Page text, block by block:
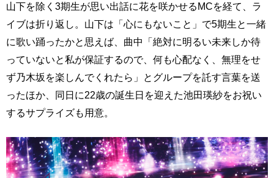
山下を除く3期生が思い出話に花を咲かせるMCを経て、ラ
イブは折り返し。山下は「心にもないこと」で5期生と一緒
に歌い踊ったかと思えば、曲中「絶対に明るい未来しか待
っていないと私が保証するので、何も心配なく、無理をせ
ず乃木坂を楽しんでくれたら」とグループを託す言葉を送
ったほか、同日に22歳の誕生日を迎えた池田瑛紗をお祝い
するサプライズも用意。